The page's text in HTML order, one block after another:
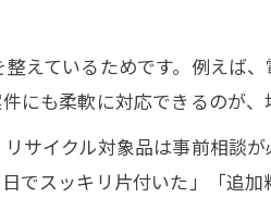
サービス活用法
する準備ポイント
法とは
トと注意事項
えているためです。例えば
も柔軟に対応できるのが、
サイクル対象品は事前相談
でスッキリ片付いた」「追